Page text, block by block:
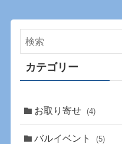
カテゴリー
お取り寄せ (4)
バルイベント (5)